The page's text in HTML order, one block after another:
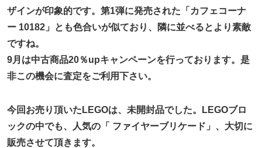
ザインが印象的です。第1弾に発売された「カフェコーナ
ー 10182」とも色合いが似ており、隣に並べるとより素敵
ですね。
9月は中古商品20％upキャンペーンを行っております。是
非この機会に査定をご利用下さい。
今回お売り頂いたLEGOは、未開封品でした。LEGOブロ
ックの中でも、人気の「 ファイヤーブリケード」、大切に
販売させて頂きます。